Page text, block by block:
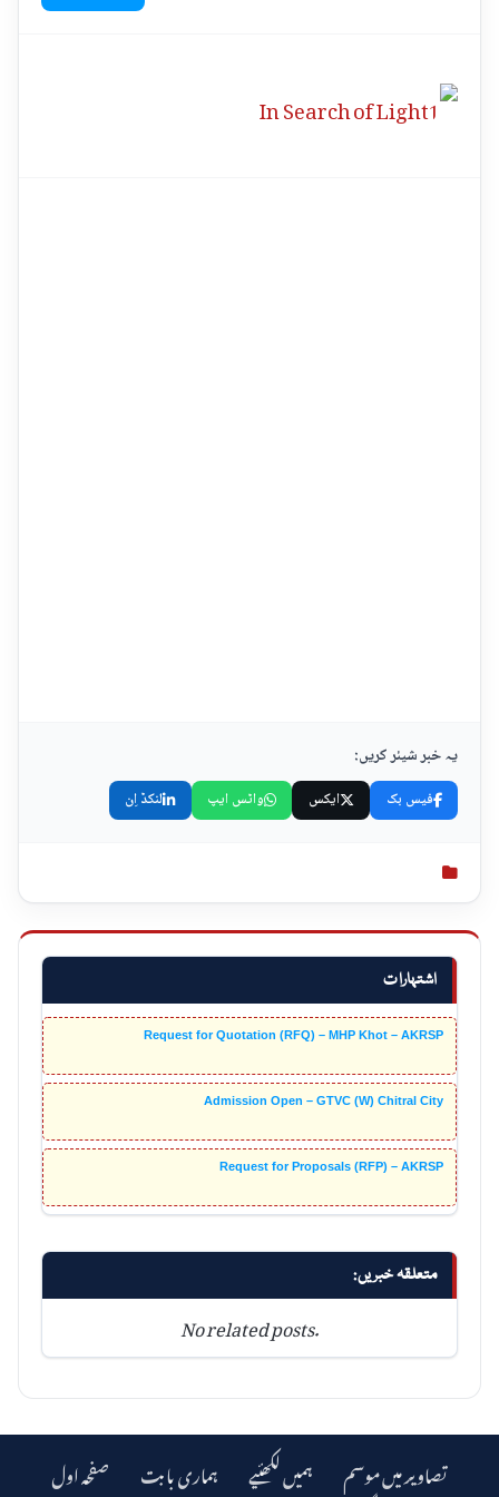
اشتہارات
Request for Quotation (RFQ) – MHP Khot – AKRSP
Admission Open – GTVC (W) Chitral City
Request for Proposals (RFP) – AKRSP
متعلقہ خبریں:
No related posts.
یہ خبر شیئر کریں:
فیس بک ایکس واٹس ایپ لنکڈ اِن
صفحہ اول ہماری بابت ہمیں لکھئیے
تصاویر میں موسم